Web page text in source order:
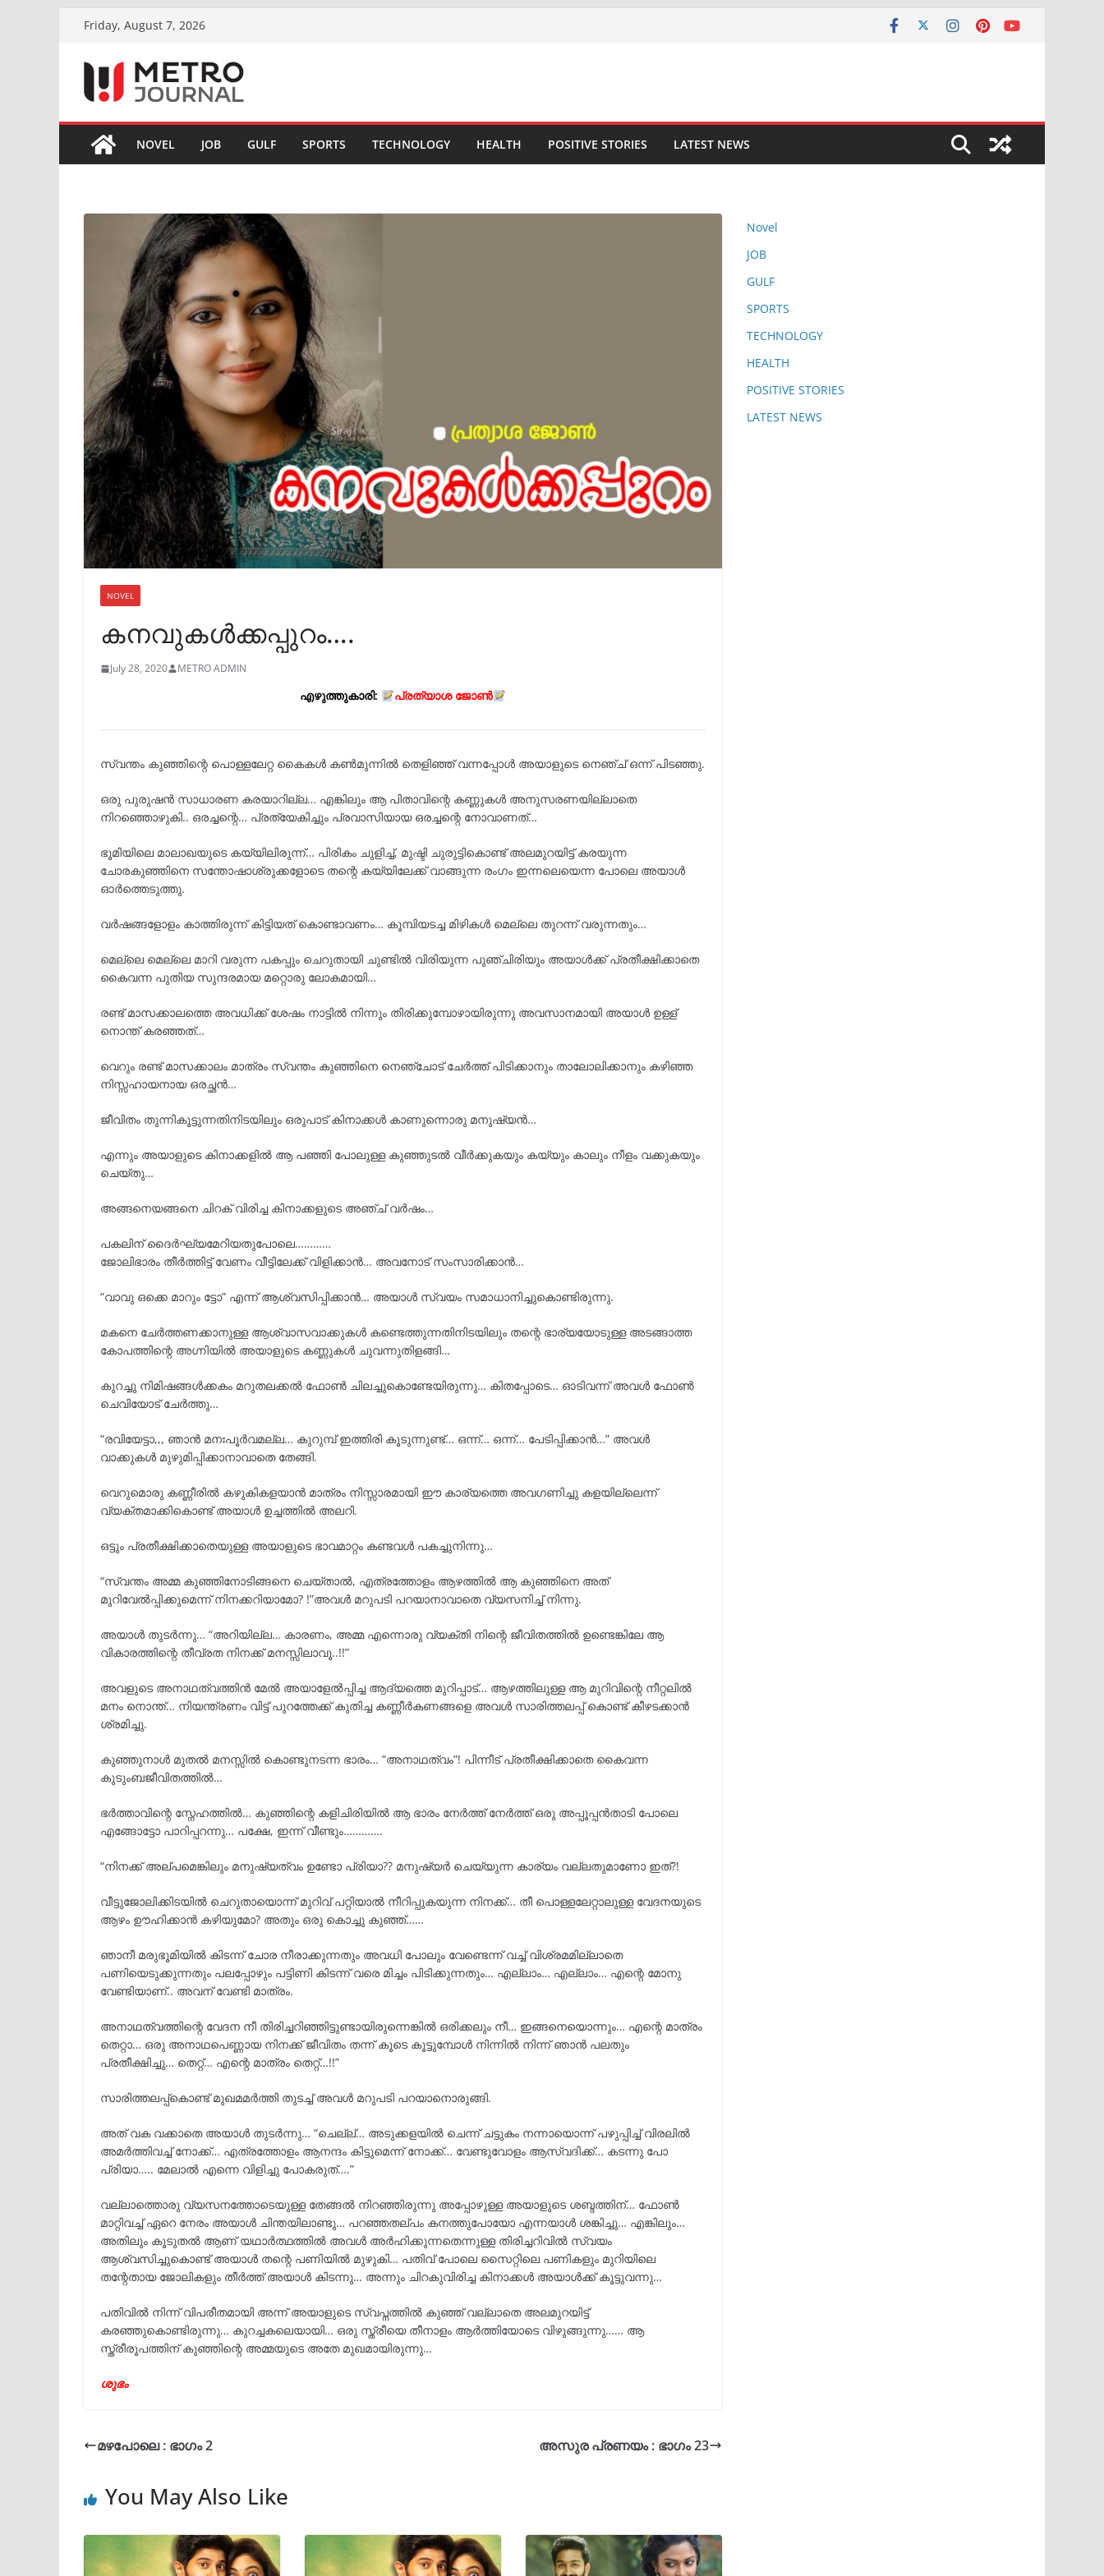
content
Friday, August 7, 2026
NOVEL JOB GULF SPORTS TECHNOLOGY HEALTH POSITIVE STORIES LATEST NEWS
NOVEL
കനവുകൾക്കപ്പുറം….
July 28, 2020 METRO ADMIN
എഴുത്തുകാരി: പ്രത്യാശ ജോൺ
സ്വന്തം കുഞ്ഞിന്റെ പൊള്ളലേറ്റ കൈകൾ കൺമുന്നിൽ തെളിഞ്ഞ് വന്നപ്പോൾ അയാളുടെ നെഞ്ച് ഒന്ന് പിടഞ്ഞു.
ഒരു പുരുഷൻ സാധാരണ കരയാറില്ല… എങ്കിലും ആ പിതാവിന്റെ കണ്ണുകൾ അനുസരണയില്ലാതെ
നിറഞ്ഞൊഴുകി.. ഒരച്ചന്റെ… പ്രത്യേകിച്ചും പ്രവാസിയായ ഒരച്ചന്റെ നോവാണത്…
ഭൂമിയിലെ മാലാഖയുടെ കയ്യിലിരുന്ന്… പിരികം ചുളിച്ച്, മുഷ്ടി ചുരുട്ടികൊണ്ട് അലമുറയിട്ട് കരയുന്ന
ചോരകുഞ്ഞിനെ സന്തോഷാശ്രുക്കളോടെ തന്റെ കയ്യിലേക്ക് വാങ്ങുന്ന രംഗം ഇന്നലെയെന്ന പോലെ അയാൾ
ഓർത്തെടുത്തു.
വർഷങ്ങളോളം കാത്തിരുന്ന് കിട്ടിയത് കൊണ്ടാവണം… കൂമ്പിയടച്ച മിഴികൾ മെല്ലെ തുറന്ന് വരുന്നതും…
മെല്ലെ മെല്ലെ മാറി വരുന്ന പകപ്പും ചെറുതായി ചുണ്ടിൽ വിരിയുന്ന പുഞ്ചിരിയും അയാൾക്ക് പ്രതീക്ഷിക്കാതെ
കൈവന്ന പുതിയ സുന്ദരമായ മറ്റൊരു ലോകമായി…
രണ്ട് മാസക്കാലത്തെ അവധിക്ക് ശേഷം നാട്ടിൽ നിന്നും തിരിക്കുമ്പോഴായിരുന്നു അവസാനമായി അയാൾ ഉള്ള്
നൊന്ത് കരഞ്ഞത്…
വെറും രണ്ട് മാസക്കാലം മാത്രം സ്വന്തം കുഞ്ഞിനെ നെഞ്ചോട് ചേർത്ത് പിടിക്കാനും താലോലിക്കാനും കഴിഞ്ഞ
നിസ്സഹായനായ ഒരച്ഛൻ…
ജീവിതം തുന്നികൂട്ടുന്നതിനിടയിലും ഒരുപാട് കിനാക്കൾ കാണുന്നൊരു മനുഷ്യൻ…
എന്നും അയാളുടെ കിനാക്കളിൽ ആ പഞ്ഞി പോലുള്ള കുഞ്ഞുടൽ വീർക്കുകയും കയ്യും കാലും നീളം വക്കുകയും
ചെയ്തു…
അങ്ങനെയങ്ങനെ ചിറക് വിരിച്ച കിനാക്കളുടെ അഞ്ച് വർഷം…
പകലിന് ദൈർഘ്യമേറിയതുപോലെ…………
ജോലിഭാരം തീർത്തിട്ട് വേണം വീട്ടിലേക്ക് വിളിക്കാൻ… അവനോട് സംസാരിക്കാൻ…
“വാവു ഒക്കെ മാറും ട്ടോ” എന്ന് ആശ്വസിപ്പിക്കാൻ… അയാൾ സ്വയം സമാധാനിച്ചുകൊണ്ടിരുന്നു.
മകനെ ചേർത്തണക്കാനുള്ള ആശ്വാസവാക്കുകൾ കണ്ടെത്തുന്നതിനിടയിലും തന്റെ ഭാര്യയോടുള്ള അടങ്ങാത്ത
കോപത്തിന്റെ അഗ്നിയിൽ അയാളുടെ കണ്ണുകൾ ചുവന്നുതിളങ്ങി…
കുറച്ചു നിമിഷങ്ങൾക്കകം മറുതലക്കൽ ഫോൺ ചിലച്ചുകൊണ്ടേയിരുന്നു… കിതപ്പോടെ… ഓടിവന്ന് അവൾ ഫോൺ
ചെവിയോട് ചേർത്തു…
“രവിയേട്ടാ,,, ഞാൻ മനഃപൂർവമല്ല… കുറുമ്പ് ഇത്തിരി കൂടുന്നുണ്ട്… ഒന്ന്… ഒന്ന്… പേടിപ്പിക്കാൻ…” അവൾ
വാക്കുകൾ മുഴുമിപ്പിക്കാനാവാതെ തേങ്ങി.
വെറുമൊരു കണ്ണീരിൽ കഴുകികളയാൻ മാത്രം നിസ്സാരമായി ഈ കാര്യത്തെ അവഗണിച്ചു കളയില്ലെന്ന്
വ്യക്തമാക്കികൊണ്ട് അയാൾ ഉച്ചത്തിൽ അലറി.
ഒട്ടും പ്രതീക്ഷിക്കാതെയുള്ള അയാളുടെ ഭാവമാറ്റം കണ്ടവൾ പകച്ചുനിന്നു…
“സ്വന്തം അമ്മ കുഞ്ഞിനോടിങ്ങനെ ചെയ്‌താൽ, എത്രത്തോളം ആഴത്തിൽ ആ കുഞ്ഞിനെ അത്
മുറിവേൽപ്പിക്കുമെന്ന് നിനക്കറിയാമോ? !”അവൾ മറുപടി പറയാനാവാതെ വ്യസനിച്ച്‌ നിന്നു.
അയാൾ തുടർന്നു… “അറിയില്ല… കാരണം, അമ്മ എന്നൊരു വ്യക്തി നിന്റെ ജീവിതത്തിൽ ഉണ്ടെങ്കിലേ ആ
വികാരത്തിന്റെ തീവ്രത നിനക്ക് മനസ്സിലാവൂ..!!”
അവളുടെ അനാഥത്വത്തിൻ മേൽ അയാളേൽപ്പിച്ച ആദ്യത്തെ മുറിപ്പാട്… ആഴത്തിലുള്ള ആ മുറിവിന്റെ നീറ്റലിൽ
മനം നൊന്ത്… നിയന്ത്രണം വിട്ട് പുറത്തേക്ക് കുതിച്ച കണ്ണീർകണങ്ങളെ അവൾ സാരിത്തലപ്പ് കൊണ്ട് കീഴടക്കാൻ
ശ്രമിച്ചു.
കുഞ്ഞുനാൾ മുതൽ മനസ്സിൽ കൊണ്ടുനടന്ന ഭാരം… “അനാഥത്വം”! പിന്നീട് പ്രതീക്ഷിക്കാതെ കൈവന്ന
കുടുംബജീവിതത്തിൽ…
ഭർത്താവിന്റെ സ്നേഹത്തിൽ… കുഞ്ഞിന്റെ കളിചിരിയിൽ ആ ഭാരം നേർത്ത് നേർത്ത് ഒരു അപ്പൂപ്പൻതാടി പോലെ
എങ്ങോട്ടോ പാറിപ്പറന്നു… പക്ഷേ, ഇന്ന് വീണ്ടും………….
“നിനക്ക് അല്പമെങ്കിലും മനുഷ്യത്വം ഉണ്ടോ പ്രിയാ?? മനുഷ്യർ ചെയ്യുന്ന കാര്യം വല്ലതുമാണോ ഇത്?!
വീട്ടുജോലിക്കിടയിൽ ചെറുതായൊന്ന് മുറിവ് പറ്റിയാൽ നീറിപ്പുകയുന്ന നിനക്ക്… തീ പൊള്ളലേറ്റാലുള്ള വേദനയുടെ
ആഴം ഊഹിക്കാൻ കഴിയുമോ? അതും ഒരു കൊച്ചു കുഞ്ഞ്……
ഞാനീ മരുഭൂമിയിൽ കിടന്ന് ചോര നീരാക്കുന്നതും അവധി പോലും വേണ്ടെന്ന് വച്ച് വിശ്രമമില്ലാതെ
പണിയെടുക്കുന്നതും പലപ്പോഴും പട്ടിണി കിടന്ന് വരെ മിച്ചം പിടിക്കുന്നതും… എല്ലാം… എല്ലാം… എന്റെ മോനു
വേണ്ടിയാണ്.. അവന് വേണ്ടി മാത്രം.
അനാഥത്വത്തിന്റെ വേദന നീ തിരിച്ചറിഞ്ഞിട്ടുണ്ടായിരുന്നെങ്കിൽ ഒരിക്കലും നീ… ഇങ്ങനെയൊന്നും… എന്റെ മാത്രം
തെറ്റാ… ഒരു അനാഥപെണ്ണായ നിനക്ക് ജീവിതം തന്ന് കൂടെ കൂട്ടുമ്പോൾ നിന്നിൽ നിന്ന് ഞാൻ പലതും
പ്രതീക്ഷിച്ചു… തെറ്റ്… എന്റെ മാത്രം തെറ്റ്…!!”
സാരിത്തലപ്പ്കൊണ്ട് മുഖമമർത്തി തുടച്ച് അവൾ മറുപടി പറയാനൊരുങ്ങി.
അത് വക വക്കാതെ അയാൾ തുടർന്നു… “ചെല്ല്… അടുക്കളയിൽ ചെന്ന് ചട്ടുകം നന്നായൊന്ന് പഴുപ്പിച്ച് വിരലിൽ
അമർത്തിവച്ച് നോക്ക്… എത്രത്തോളം ആനന്ദം കിട്ടുമെന്ന് നോക്ക്… വേണ്ടുവോളം ആസ്വദിക്ക്… കടന്നു പോ
പ്രിയാ….. മേലാൽ എന്നെ വിളിച്ചു പോകരുത്….”
വല്ലാത്തൊരു വ്യസനത്തോടെയുള്ള തേങ്ങൽ നിറഞ്ഞിരുന്നു അപ്പോഴുള്ള അയാളുടെ ശബ്ദത്തിന്… ഫോൺ
മാറ്റിവച്ച് ഏറെ നേരം അയാൾ ചിന്തയിലാണ്ടു… പറഞ്ഞതല്പം കനത്തുപോയോ എന്നയാൾ ശങ്കിച്ചു… എങ്കിലും…
അതിലും കൂടുതൽ ആണ് യഥാർത്ഥത്തിൽ അവൾ അർഹിക്കുന്നതെന്നുള്ള തിരിച്ചറിവിൽ സ്വയം
ആശ്വസിച്ചുകൊണ്ട് അയാൾ തന്റെ പണിയിൽ മുഴുകി… പതിവ് പോലെ സൈറ്റിലെ പണികളും മുറിയിലെ
തന്റേതായ ജോലികളും തീർത്ത് അയാൾ കിടന്നു… അന്നും ചിറകുവിരിച്ച കിനാക്കൾ അയാൾക്ക് കൂട്ടുവന്നു…
പതിവിൽ നിന്ന് വിപരീതമായി അന്ന് അയാളുടെ സ്വപ്നത്തിൽ കുഞ്ഞ് വല്ലാതെ അലമുറയിട്ട്
കരഞ്ഞുകൊണ്ടിരുന്നു… കുറച്ചകലെയായി… ഒരു സ്ത്രീയെ തീനാളം ആർത്തിയോടെ വിഴുങ്ങുന്നു…… ആ
സ്ത്രീരൂപത്തിന് കുഞ്ഞിന്റെ അമ്മയുടെ അതേ മുഖമായിരുന്നു…
ശുഭം
മഴപോലെ : ഭാഗം 2 അസുര പ്രണയം : ഭാഗം 23
You May Also Like
Novel
JOB
GULF
SPORTS
TECHNOLOGY
HEALTH
POSITIVE STORIES
LATEST NEWS